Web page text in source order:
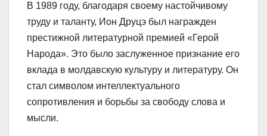
В 1989 году, благодаря своему настойчивому
труду и таланту, Ион Друцэ был награжден
престижной литературной премией «Герой
Народа». Это было заслуженное признание его
вклада в молдавскую культуру и литературу. Он
стал символом интеллектуального
сопротивления и борьбы за свободу слова и
мысли.